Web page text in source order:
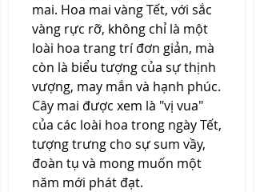
mai. Hoa mai vàng Tết, với sắc
vàng rực rỡ, không chỉ là một
loài hoa trang trí đơn giản, mà
còn là biểu tượng của sự thịnh
vượng, may mắn và hạnh phúc.
Cây mai được xem là "vị vua"
của các loài hoa trong ngày Tết,
tượng trưng cho sự sum vầy,
đoàn tụ và mong muốn một
năm mới phát đạt.